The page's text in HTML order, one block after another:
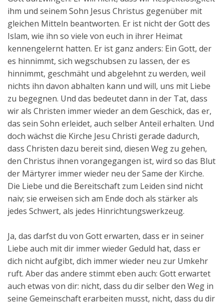
ihm und seinem Sohn Jesus Christus gegenüber mit
gleichen Mitteln beantworten. Er ist nicht der Gott des
Islam, wie ihn so viele von euch in ihrer Heimat
kennengelernt hatten. Er ist ganz anders: Ein Gott, der
es hinnimmt, sich wegschubsen zu lassen, der es
hinnimmt, geschmäht und abgelehnt zu werden, weil
nichts ihn davon abhalten kann und will, uns mit Liebe
zu begegnen. Und das bedeutet dann in der Tat, dass
wir als Christen immer wieder an dem Geschick, das er,
das sein Sohn erleidet, auch selber Anteil erhalten. Und
doch wächst die Kirche Jesu Christi gerade dadurch,
dass Christen dazu bereit sind, diesen Weg zu gehen,
den Christus ihnen vorangegangen ist, wird so das Blut
der Märtyrer immer wieder neu der Same der Kirche.
Die Liebe und die Bereitschaft zum Leiden sind nicht
naiv; sie erweisen sich am Ende doch als stärker als
jedes Schwert, als jedes Hinrichtungswerkzeug.
Ja, das darfst du von Gott erwarten, dass er in seiner
Liebe auch mit dir immer wieder Geduld hat, dass er
dich nicht aufgibt, dich immer wieder neu zur Umkehr
ruft. Aber das andere stimmt eben auch: Gott erwartet
auch etwas von dir: nicht, dass du dir selber den Weg in
seine Gemeinschaft erarbeiten musst, nicht, dass du dir